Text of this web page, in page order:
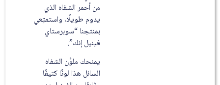
من أحمر الشفاه الذي
يدوم طويلًا، واستمتِعي
بمنتجنا “سوبرستاي
فينيل إنك”.
يمنحك ملوِّن الشفاه
السائل هذا لونًا كثيفًا